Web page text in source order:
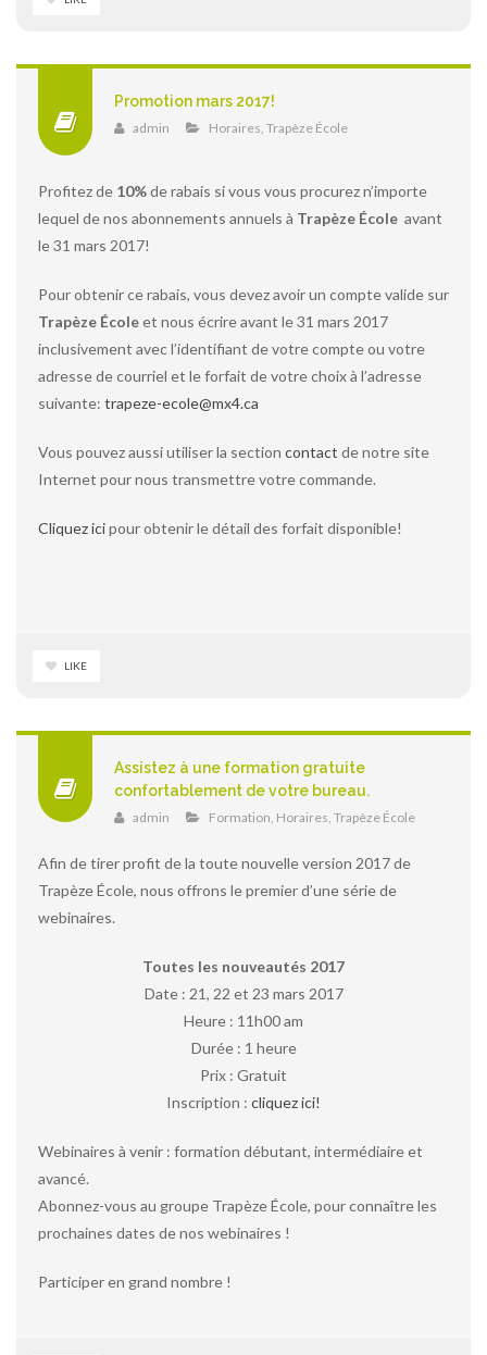
Promotion mars 2017!
admin Horaires, Trapèze École
Profitez de 10%de rabais si vous vous procurez n’importe
lequel de nos abonnements annuels à Trapèze École avant
le 31 mars 2017!
Pour obtenir ce rabais, vous devez avoir un compte valide sur
Trapèze Écoleet nous écrire avant le 31 mars 2017
inclusivement avec l’identifiant de votre compte ou votre
adresse de courriel et le forfait de votre choix à l’adresse
suivante: trapeze-ecole@mx4.ca
Vous pouvez aussi utiliser la section contact de notre site
Internet pour nous transmettre votre commande.
Cliquez icipour obtenir le détail des forfait disponible!
LIKE
Assistez à une formation gratuite
confortablement de votre bureau.
admin Formation, Horaires, Trapèze École
Afin de tirer profit de la toute nouvelle version 2017 de
Trapèze École, nous offrons le premier d’une série de
webinaires.
Toutes les nouveautés 2017
Date : 21, 22 et 23 mars 2017
Heure : 11h00 am
Durée : 1 heure
Prix : Gratuit
Inscription : cliquez ici!
Webinaires à venir : formation débutant, intermédiaire et
avancé.
Abonnez-vous au groupe Trapèze École, pour connaître les
prochaines dates de nos webinaires !
Participer en grand nombre !